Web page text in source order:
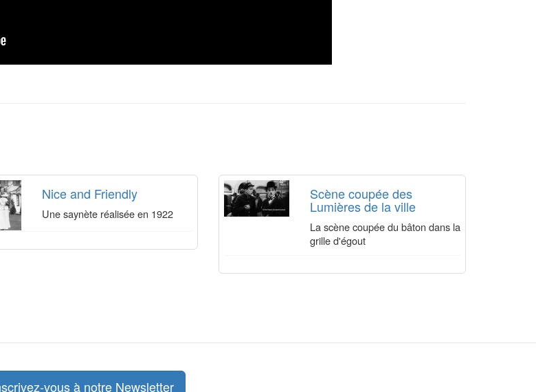
Nice and Friendly
Une saynète réalisée en 1922
Scène coupée des
Lumières de la ville
La scène coupée du bâton dans la
grille d'égout
vous à notre Newsletter